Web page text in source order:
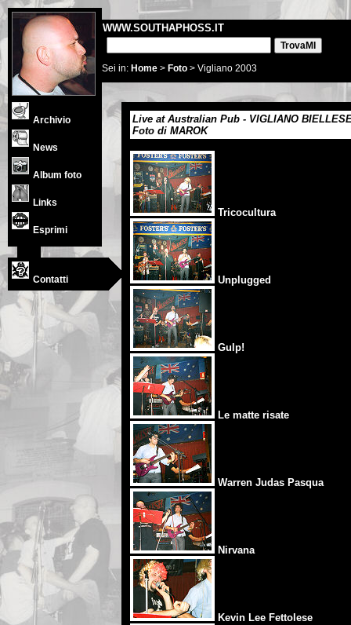
WWW.SOUTHAPHOSS.IT
Archivio
News
Album foto
Links
Esprimi
Contatti
Sei in: Home > Foto > Vigliano 2003
Live at Australian Pub - VIGLIANO
Foto di MAROK
Tricocultura
Unplugged
Gulp!
Le matte risate
Warren Judas Pasqua
Nirvana
Kevin Lee Fettolese